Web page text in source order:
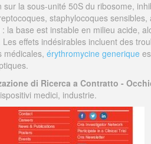
la sous-unité 50S du ribosome,
staphylocoques
base est instable en milieu acide,
effets indésirables incluent des
médicales, érythromycine generique
di Ricerca a Contratto -
medici, industrie.